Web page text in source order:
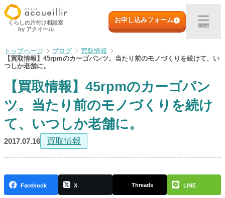
内
容
キ
ッ
初めての方へ
出張買取
店頭買取
くらしの片付け相談室
by アクイール
お申し込みフォーム
MENU
ブログ
買取情報
【買取情報】45rpmのカーゴパンツ。当たり前のモノづくりを続けて、い
つしか老舗に。
【買取情報】45rpmのカーゴパン
ツ。当たり前のモノづくりを続け
て、いつしか老舗に。
2017.07.16 買取情報
Facebook X Threads LINE